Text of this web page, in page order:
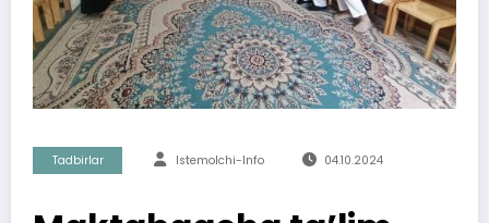
Tadbirlar Istemolchi-Info 04.10.2024